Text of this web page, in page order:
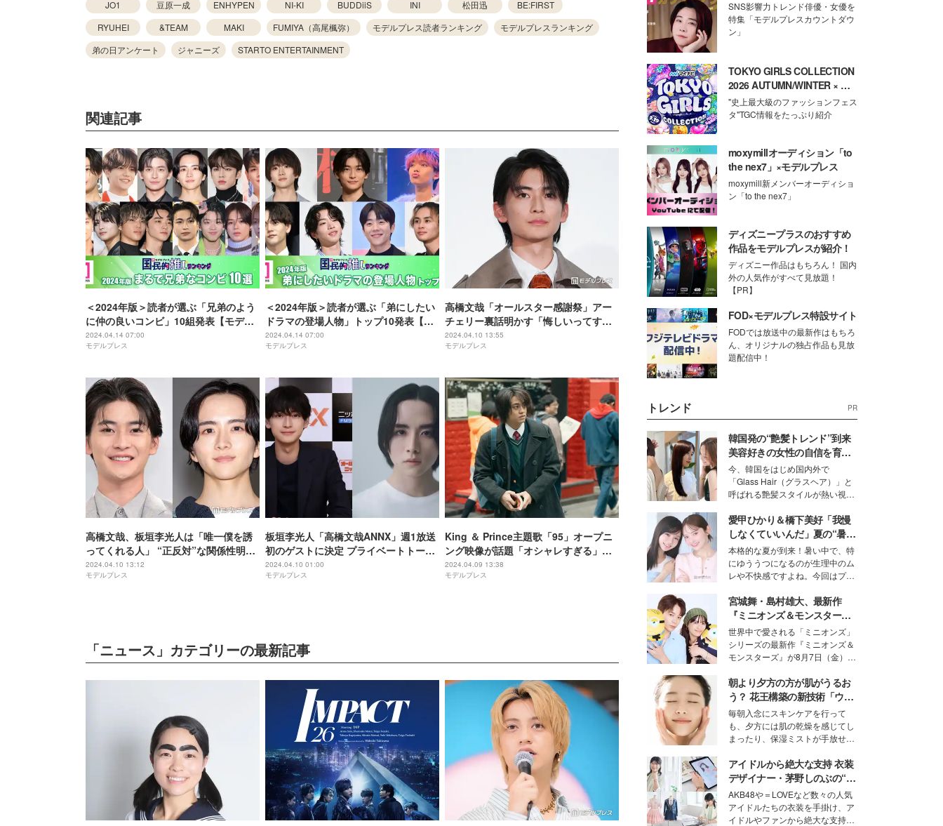
JO1
豆原一成 ENHYPEN NI-KI BUDDiiS INI 松田迅
BE:FIRST
RYUHEI
&TEAM MAKI FUMIYA（高尾楓弥） モデルプレス読者ランキング
モデルプレスランキング
弟の日アンケート
ジャニーズ STARTO ENTERTAINMENT
関連記事
＜2024年版＞読者が選ぶ「兄弟のよう
に仲の良いコンビ」10組発表【モデル
プレス国民的推しランキング】
2024.04.14 07:00
モデルプレス
＜2024年版＞読者が選ぶ「弟にしたい
ドラマの登場人物」トップ10発表【モ
デルプレス国民的推しランキング】
2024.04.14 07:00
モデルプレス
高橋文哉「オールスター感謝祭」アー
チェリー裏話明かす「悔しいってすご
く大事な感情」
2024.04.10 13:55
モデルプレス
高橋文哉、板垣李光人は「唯一僕を誘
ってくれる人」 “正反対”な関係性明か
す
2024.04.10 13:12
モデルプレス
板垣李光人「高橋文哉ANNX」週1放送
初のゲストに決定 プライベートトーク
も
2024.04.10 01:00
モデルプレス
King ＆ Prince主題歌「95」オープニ
ング映像が話題「オシャレすぎる」
「ドラマの世界観にピッタリ」
2024.04.09 13:38
モデルプレス
「ニュース」カテゴリーの最新記事
SNS影響力トレンド俳優・女優を
特集「モデルプレスカウントダウ
ン」
TOKYO GIRLS COLLECTION
2026 AUTUMN/WINTER × モ
デルプレス
"史上最大級のファッションフェス
タ"TGC情報をたっぷり紹介
moxymillオーディション「to
the nex7」×モデルプレス
moxymill新メンバーオーディショ
ン「to the nex7」
ディズニープラスのおすすめ
作品をモデルプレスが紹介！
ディズニー作品はもちろん！ 国内
外の人気作がすべて見放題！
【PR】
FOD×モデルプレス特設サイト
FODでは放送中の最新作はもちろ
ん、オリジナルの独占作品も見放
題配信中！
トレンド PR
韓国発の“艶髪トレンド”到来
美容好きの女性の自信を育む
「ヘアケア事情」って？
今、韓国をはじめ国内外で
「Glass Hair（グラスヘア）」と
呼ばれる艶髪スタイルが熱い視線
ションの完成度を高めるベースと
して、“髪そのものの美しさ”に改
めて注目する人が増えている様
子。今回は、そんな憧れの艶やか
な髪を日常で叶える、美容好きの
女性たちのヘアケア事情を紹介し
ます。
愛甲ひかり＆橋下美好「我慢
しなくていいんだ」夏の“暑さ
対策”の新しい選択肢とは？
本格的な夏が到来！暑い中で、特
にゆううつになるのが生理中のム
レや不快感ですよね。今回はプラ
モデル・愛甲ひかりさんと橋下美
好さんを迎えて本音で女子会トー
ク。猛暑のお出かけを快適に過ご
すヒントや、2人が感動した夏の
生理の新常識にも迫りました。
宮城舞・島村雄大、最新作
『ミニオンズ＆モンスター
ズ』の魅力熱弁 ハチャメチャ
だけじゃない“友情と絆”に感
動
世界中で愛される「ミニオンズ」
シリーズの最新作『ミニオンズ＆
モンスターズ』が8月7日（金）に
ニオン好き”という共通点を持つモ
デルの宮城舞と島村雄大の特別対
談をお届け！それぞれの視点か
ら、今作ならではの魅力や予想外
の感動をもたらす奥深いストーリ
ーについて熱く語り合ってもらっ
た。
朝より夕方の方が肌がうるお
う？ 花王構築の新技術「ウォ
ーターキャプチャリングスキ
ン（捕水肌）」がスキンケア
の常識を変える予感
毎朝入念にスキンケアを行って
も、夕方には肌の乾燥を感じてし
まったり、保湿ミストが手放せな
な美容の常識を大きく変える可能
性を秘めた、革新的な「Water
Capturing Skin（ウォーターキャ
プチャリングスキン：捕水肌）」
技術を、花王が構築した。
アイドルから絶大な支持 衣装
デザイナー・茅野しのぶの“可
愛い”を作る美学＜「シチズン
クロスシー」インタビュー＞
AKB48や＝LOVEなど数々の人気
アイドルたちの衣装を手掛け、ア
イドルやファンから絶大な支持を